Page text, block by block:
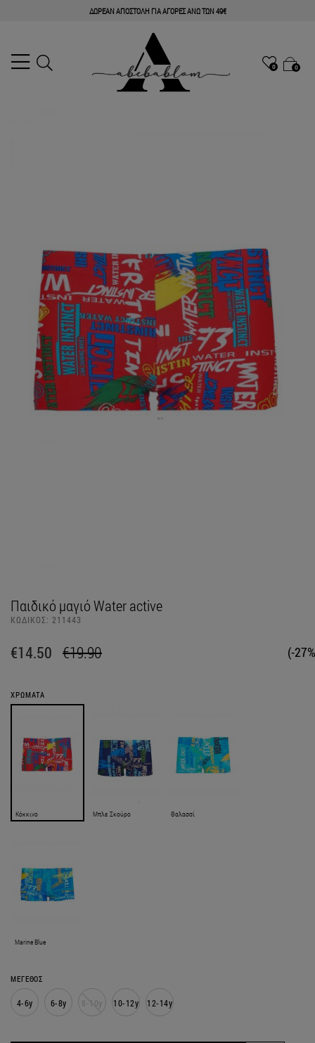
ΔΩΡΕΑΝ ΑΠΟΣΤΟΛΗ ΓΙΑ ΑΓΟΡΕΣ ΑΝΩ ΤΩΝ 49€
0 0
Παιδικό μαγιό Water active
ΚΩΔΙΚΟΣ: 211443
€14.50 €19.90 (-
ΧΡΩΜΑΤΑ
Κόκκινο Μπλε Σκούρο Θαλασσί
Marine Blue
ΜΕΓΕΘΟΣ
4-6y 6-8y 8-10y 10-12y 12-14y